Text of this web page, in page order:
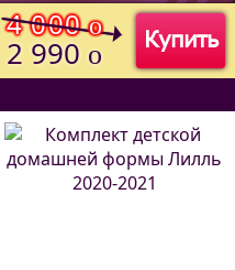
(Код:)
Купить
4 000o
2 990 o